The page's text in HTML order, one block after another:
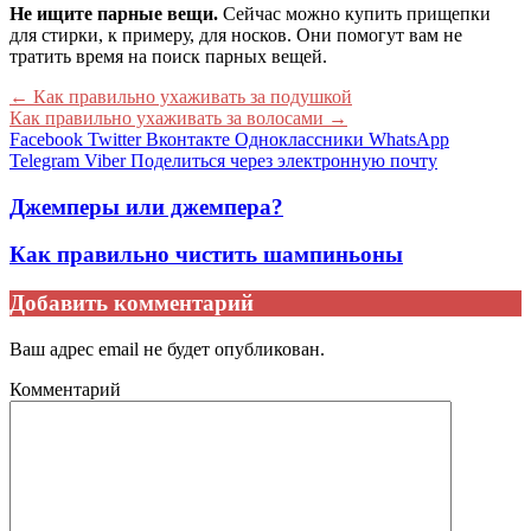
Не ищите парные вещи. Сейчас можно купить прищепки
для стирки, к примеру, для носков. Они помогут вам не
тратить время на поиск парных вещей.
← Как правильно ухаживать за подушкой
Как правильно ухаживать за волосами →
Facebook Twitter Вконтакте Одноклассники WhatsApp
Telegram Viber Поделиться через электронную почту
Джемперы или джемпера?
Как правильно чистить шампиньоны
Добавить комментарий
Ваш адрес email не будет опубликован.
Комментарий